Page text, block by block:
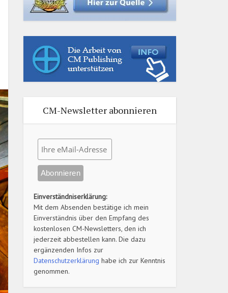
CM-Newsletter abonnieren
Einverständniserklärung:
Mit dem Absenden bestätige ich mein
Einverständnis über den Empfang des
kostenlosen CM-Newsletters, den ich
jederzeit abbestellen kann. Die dazu
ergänzenden Infos zur
Datenschutzerklärung habe ich zur Kenntnis
genommen.